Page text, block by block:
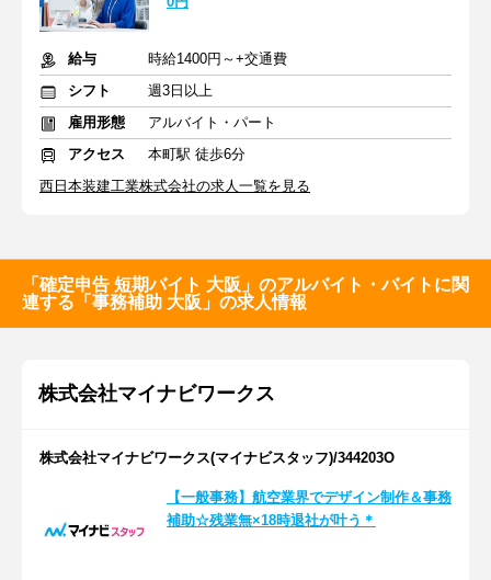
給与
時給1400円～+交通費
シフト
週3日以上
雇用形態
アルバイト・パート
アクセス
本町駅 徒歩6分
西日本装建工業株式会社の求人一覧を見る
「確定申告 短期バイト 大阪」のアルバイト・バイトに関
連する「事務補助 大阪」の求人情報
株式会社マイナビワークス
株式会社マイナビワークス(マイナビスタッフ)/344203O
【一般事務】航空業界でデザイン制作＆事務
補助☆残業無×18時退社が叶う＊